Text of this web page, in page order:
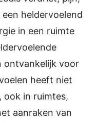
heldervoelend
in een ruimte
ontvankelijk voor
heeft niet
ook in ruimtes,
aanraken van